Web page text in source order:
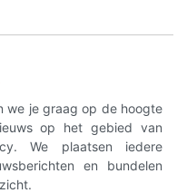
we je graag op de hoogte
op het gebied van
We plaatsen iedere
en bundelen